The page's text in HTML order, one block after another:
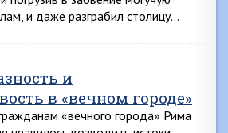
и даже разграбил столицу…
и
в «вечном городе»
«вечного города» Рима